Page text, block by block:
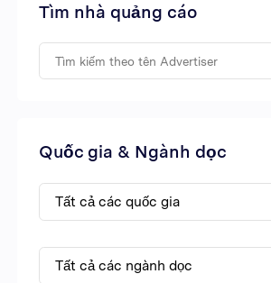
Tìm nhà quảng cáo
Quốc gia & Ngành dọc